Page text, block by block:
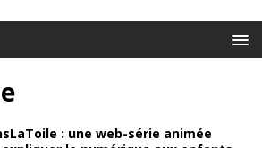
: une web-série animée